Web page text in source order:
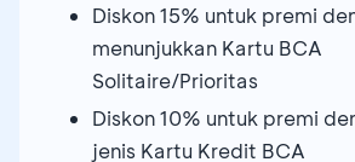
Diskon 15% untuk premi
menunjukkan Kartu BCA
Solitaire/Prioritas
Diskon 10% untuk premi
jenis Kartu Kredit BCA